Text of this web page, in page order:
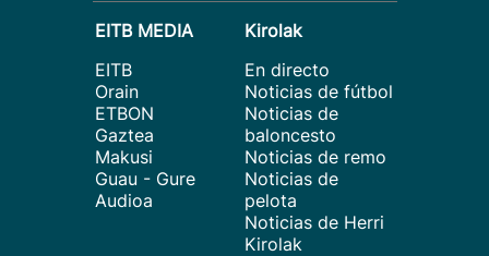
EITB MEDIA
EITB
Orain
ETBON
Gaztea
Makusi
Guau - Gure
Audioa
Kirolak
En directo
Noticias de fútbol
Noticias de
baloncesto
Noticias de remo
Noticias de
pelota
Noticias de Herri
Kirolak